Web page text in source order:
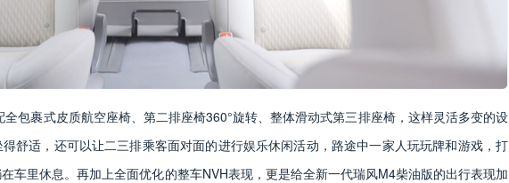
包裹式皮质航空座椅、第二排座椅360°旋转、整体滑动式第三排座椅，这样灵活多变的设
舒适，还可以让二三排乘客面对面的进行娱乐休闲活动，路途中一家人玩玩牌和游戏，打
车里休息。再加上全面优化的整车NVH表现，更是给全新一代瑞风M4柴油版的出行表现加